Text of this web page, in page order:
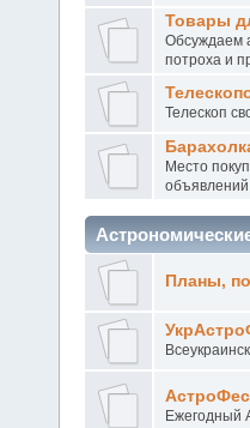
Товары
Обсуждаем
потроха и
Телескоп
Место
Планы,
Ежегодный